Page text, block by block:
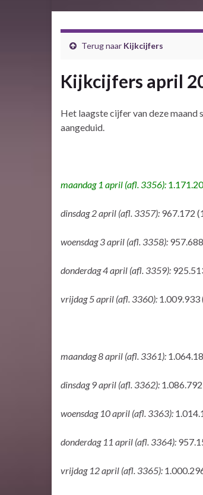
Terug naar Kijkcijfers
Kijkcijfers april
Het laagste cijfer van deze
aangeduid.
maandag 1 april (afl. 3356):
dinsdag 2 april (afl. 3357): 967.172
woensdag 3 april (afl. 3358):
donderdag 4 april (afl. 3359):
vrijdag 5 april (afl. 3360): 1.009.933
maandag 8 april (afl. 3361):
dinsdag 9 april (afl. 3362):
woensdag 10 april (afl. 3363):
donderdag 11 april (afl. 3364):
vrijdag 12 april (afl. 3365):